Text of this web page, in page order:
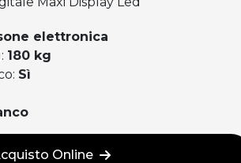
elettronica
180 kg
Sì
Online